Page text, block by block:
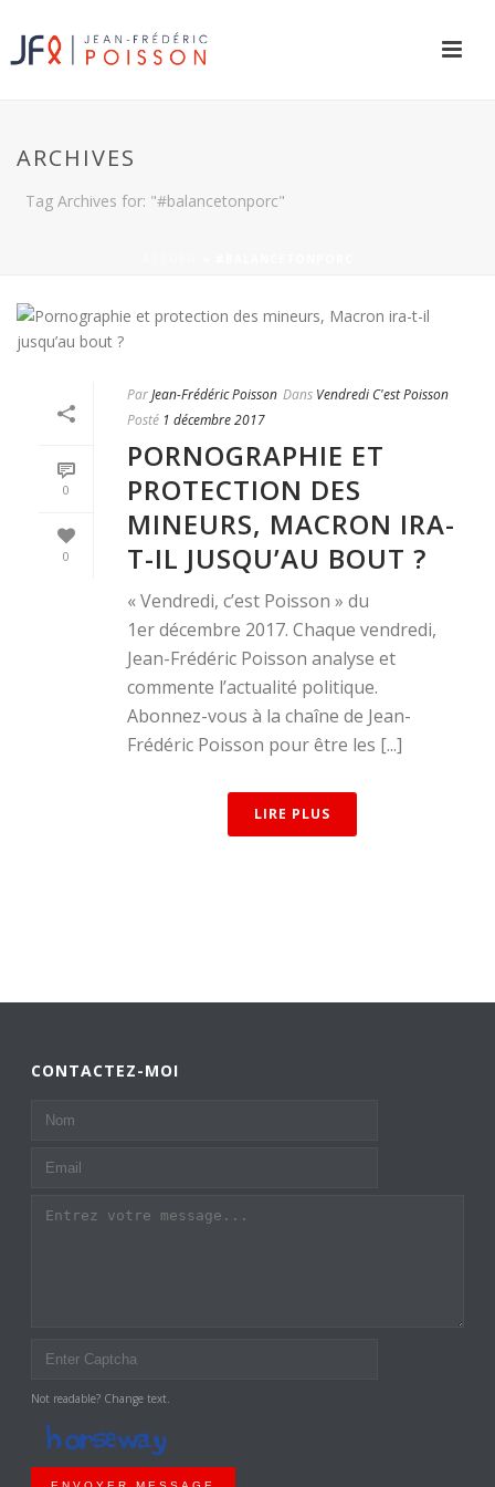
ARCHIVES
Tag Archives for: "#balancetonporc"
0
0
ParJean-Frédéric Poisson Dans Vendredi C'est Poisson
Posté 1 décembre 2017
PORNOGRAPHIE ET
PROTECTION DES
MINEURS, MACRON IRA-
T-IL JUSQU’AU BOUT ?
« Vendredi, c’est Poisson » du
1er décembre 2017. Chaque vendredi,
Jean-Frédéric Poisson analyse et
commente l’actualité politique.
Abonnez-vous à la chaîne de Jean-
Frédéric Poisson pour être les [...]
LIRE PLUS
CONTACTEZ-MOI
Not readable? Change text.